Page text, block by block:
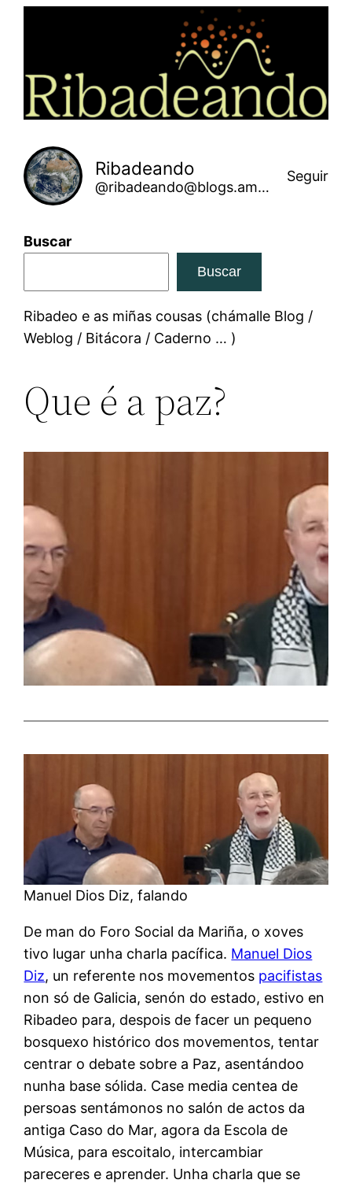
Ribadeando
@ribadeando@blogs.amarinha.gal
Seguir
Buscar
Buscar
Ribadeo e as miñas cousas (chámalle Blog /
Weblog / Bitácora / Caderno … )
Que é a paz?
Manuel Dios Diz, falando
De man do Foro Social da Mariña, o xoves
tivo lugar unha charla pacífica. Manuel Dios
Diz, un referente nos movementos pacifistas
non só de Galicia, senón do estado, estivo en
Ribadeo para, despois de facer un pequeno
bosquexo histórico dos movementos, tentar
centrar o debate sobre a Paz, asentándoo
nunha base sólida. Case media centea de
persoas sentámonos no salón de actos da
antiga Caso do Mar, agora da Escola de
Música, para escoitalo, intercambiar
pareceres e aprender. Unha charla que se